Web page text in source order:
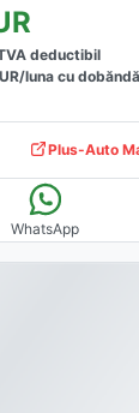
deductibil
lunacu dobăndă
Plus-Auto
WhatsApp